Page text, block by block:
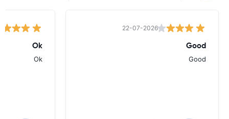
22-07-2026
Good
Good
Ok
Ok